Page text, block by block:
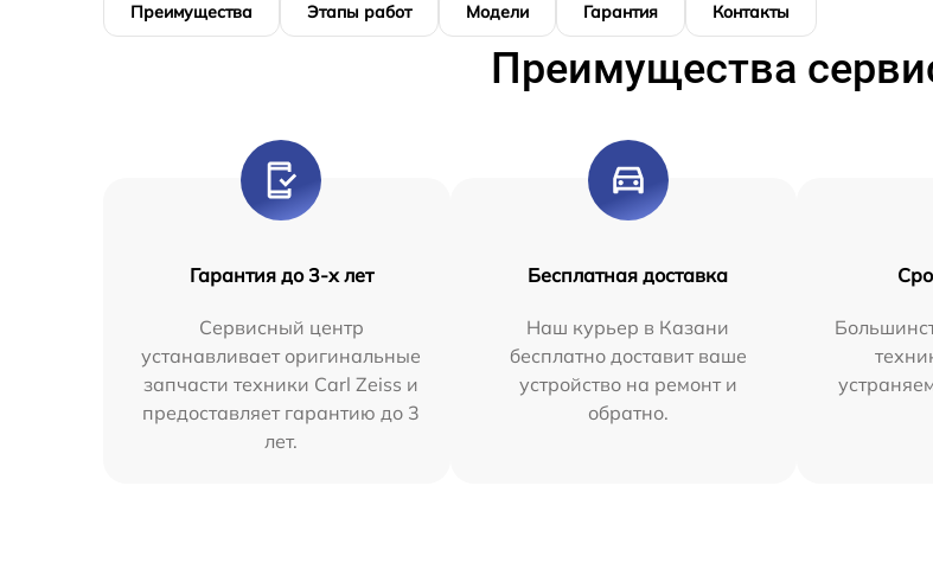
Преимущества Этапы работ Модели Гарантия Контакты
Преимущества
Гарантия до 3-х лет
Сервисный центр
устанавливает оригинальные
запчасти техники Carl Zeiss и
предоставляет гарантию до 3
лет.
Бесплатная доставка
Наш курьер в Казани
бесплатно доставит ваше
устройство на ремонт и
обратно.